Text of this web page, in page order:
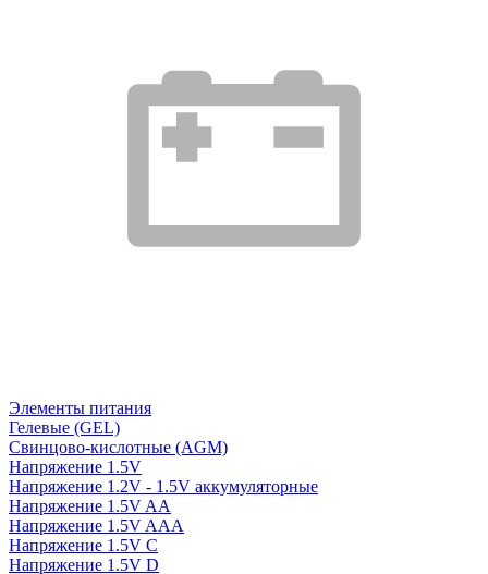
Элементы питания
Гелевые (GEL)
Свинцово-кислотные (AGM)
Напряжение 1.5V
Напряжение 1.2V - 1.5V аккумуляторные
Напряжение 1.5V AA
Напряжение 1.5V AAA
Напряжение 1.5V C
Напряжение 1.5V D